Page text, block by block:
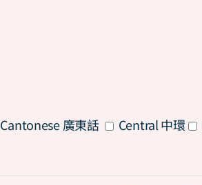
Cantonese 廣東話 All Central 中環